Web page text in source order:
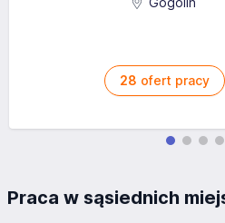
28 ofert pracy
Praca w sąsiednich